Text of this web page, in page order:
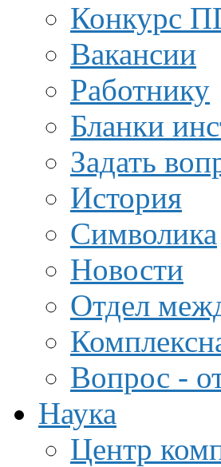
Конкурс
Вакансии
Работнику
Бланки
Задать
История
Символика
Новости
Отдел
Вопрос -
Наука
Центр